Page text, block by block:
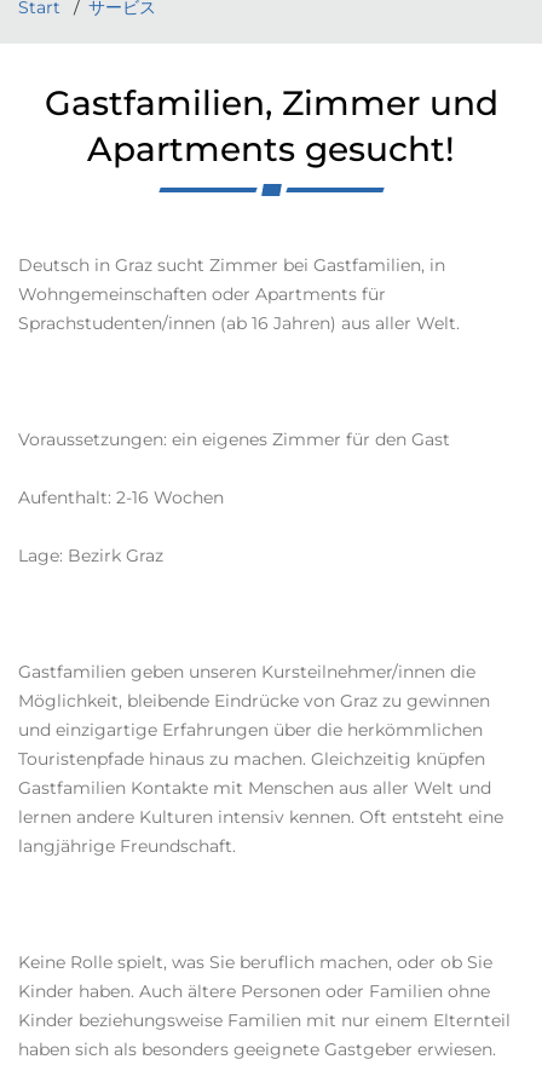
Start サービス
Gastfamilien, Zimmer und
Apartments gesucht!
Deutsch in Graz sucht Zimmer bei Gastfamilien, in
Wohngemeinschaften oder Apartments für
Sprachstudenten/innen (ab 16 Jahren) aus aller Welt.
Voraussetzungen: ein eigenes Zimmer für den Gast
Aufenthalt: 2-16 Wochen
Lage: Bezirk Graz
Gastfamilien geben unseren Kursteilnehmer/innen die
Möglichkeit, bleibende Eindrücke von Graz zu gewinnen
und einzigartige Erfahrungen über die herkömmlichen
Touristenpfade hinaus zu machen. Gleichzeitig knüpfen
Gastfamilien Kontakte mit Menschen aus aller Welt und
lernen andere Kulturen intensiv kennen. Oft entsteht eine
langjährige Freundschaft.
Keine Rolle spielt, was Sie beruflich machen, oder ob Sie
Kinder haben. Auch ältere Personen oder Familien ohne
Kinder beziehungsweise Familien mit nur einem Elternteil
haben sich als besonders geeignete Gastgeber erwiesen.